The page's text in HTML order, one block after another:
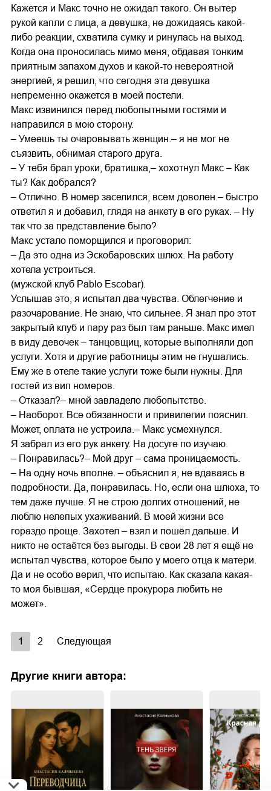
Кажется и Макс точно не ожидал такого. Он вытер
рукой капли с лица, а девушка, не дожидаясь какой-
либо реакции, схватила сумку и ринулась на выход.
Когда она проносилась мимо меня, обдавая тонким
приятным запахом духов и какой-то невероятной
энергией, я решил, что сегодня эта девушка
непременно окажется в моей постели.
Макс извинился перед любопытными гостями и
направился в мою сторону.
– Умеешь ты очаровывать женщин.– я не мог не
съязвить, обнимая старого друга.
– У тебя брал уроки, братишка,– хохотнул Макс – Как
ты? Как добрался?
– Отлично. В номер заселился, всем доволен.– быстро
ответил я и добавил, глядя на анкету в его руках. – Ну
так что за представление было?
Макс устало поморщился и проговорил:
– Да это одна из Эскобаровских шлюх. На работу
хотела устроиться.
(мужской клуб Pablo Escobar).
Услышав это, я испытал два чувства. Облегчение и
разочарование. Не знаю, что сильнее. Я знал про этот
закрытый клуб и пару раз был там раньше. Макс имел
в виду девочек – танцовщиц, которые выполняли доп
услуги. Хотя и другие работницы этим не гнушались.
Ему же в отеле такие услуги тоже были нужны. Для
гостей из вип номеров.
– Отказал?– мной завладело любопытство.
– Наоборот. Все обязанности и привилегии пояснил.
Может, оплата не устроила.– Макс усмехнулся.
Я забрал из его рук анкету. На досуге по изучаю.
– Понравилась?– Мой друг – сама проницаемость.
– На одну ночь вполне. – объяснил я, не вдаваясь в
подробности. Да, понравилась. Но, если она шлюха, то
тем даже лучше. Я не строю долгих отношений, не
люблю нелепых ухаживаний. В моей жизни все
гораздо проще. Захотел – взял и пошёл дальше. И
никто не остаётся без выгоды. В свои 28 лет я ещё не
испытал чувства, которое было у моего отца к матери.
Да и не особо верил, что испытаю. Как сказала какая-
то моя бывшая, «Сердце прокурора любить не
может».
1 2 Следующая
Другие книги автора: